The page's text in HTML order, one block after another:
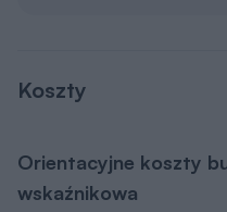
Koszty
Orientacyjne koszty
wskaźnikowa